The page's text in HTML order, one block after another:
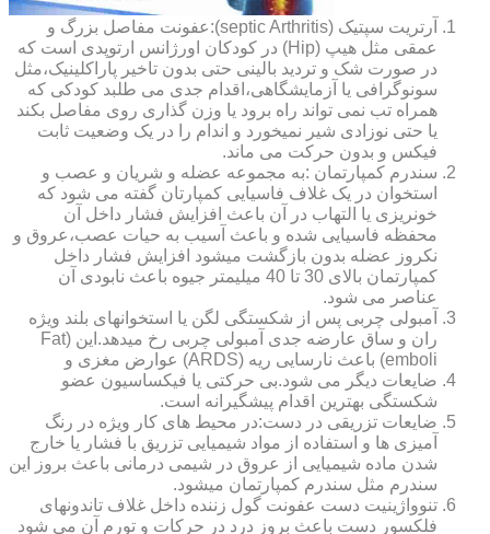
آرتریت سپتیک (septic Arthritis):عفونت مفاصل بزرگ و
عمقی مثل هیپ (Hip) در کودکان اورژانس ارتوپدی است که
در صورت شک و تردید بالینی حتی بدون تاخیر پاراکلینیک،مثل
سونوگرافی یا آزمایشگاهی،اقدام جدی می طلبد کودکی که
همراه تب نمی تواند راه برود یا وزن گذاری روی مفاصل بکند
یا حتی نوزادی شیر نمیخورد و اندام را در یک وضعیت ثابت
فیکس و بدون حرکت می ماند.
سندرم کمپارتمان :به مجموعه عضله و شریان و عصب و
استخوان در یک غلاف فاسیایی کمپارتان گفته می شود که
خونریزی یا التهاب در آن باعث افزایش فشار داخل آن
محفظه فاسیایی شده و باعث آسیب به حیات عصب،عروق و
نکروز عضله بدون بازگشت میشود افزایش فشار داخل
کمپارتمان بالای 30 تا 40 میلیمتر جیوه باعث نابودی آن
عناصر می شود.
آمبولی چربی پس از شکستگی لگن یا استخوانهای بلند ویژه
ران و ساق عارضه جدی آمبولی چربی رخ میدهد.این (Fat
emboli) باعث نارسایی ریه (ARDS) عوارض مغزی و
ضایعات دیگر می شود.بی حرکتی یا فیکساسیون عضو
شکستگی بهترین اقدام پیشگیرانه است.
ضایعات تزریقی در دست:در محیط های کار ویژه در رنگ
آمیزی ها و استفاده از مواد شیمیایی تزریق با فشار یا خارج
شدن ماده شیمیایی از عروق در شیمی درمانی باعث بروز این
سندرم مثل سندرم کمپارتمان میشود.
تنوواژینیت دست عفونت گول زننده داخل غلاف تاندونهای
فلکسور دست باعث بروز درد در حرکات و تورم آن می شود